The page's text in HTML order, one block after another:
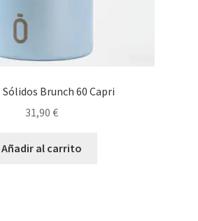
Brunch 60 Capri
31,90 €
Añadir al carrito